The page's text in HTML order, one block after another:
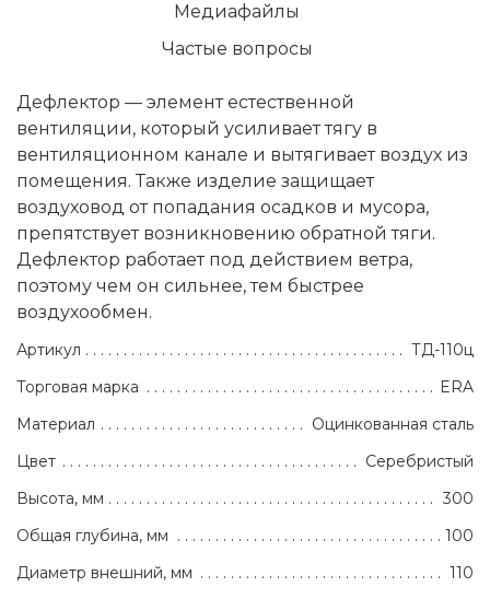
Медиафайлы
Частые вопросы
Дефлектор — элемент естественной
вентиляции, который усиливает тягу в
вентиляционном канале и вытягивает воздух из
помещения. Также изделие защищает
воздуховод от попадания осадков и мусора,
препятствует возникновению обратной тяги.
Дефлектор работает под действием ветра,
поэтому чем он сильнее, тем быстрее
воздухообмен.
Артикул
ТД-110ц
Торговая марка
ERA
Материал
Оцинкованная сталь
Цвет
Серебристый
Высота, мм
300
Общая глубина, мм
100
Диаметр внешний, мм
110